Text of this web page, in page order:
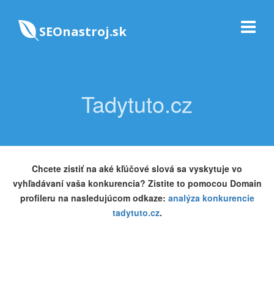
SEOnastroj.sk
Tadytuto.cz
Chcete zistiť na aké kľúčové slová sa vyskytuje vo
vyhľadávaní vaša konkurencia? Zistite to pomocou Domain
profileru na nasledujúcom odkaze: analýza konkurencie
tadytuto.cz.